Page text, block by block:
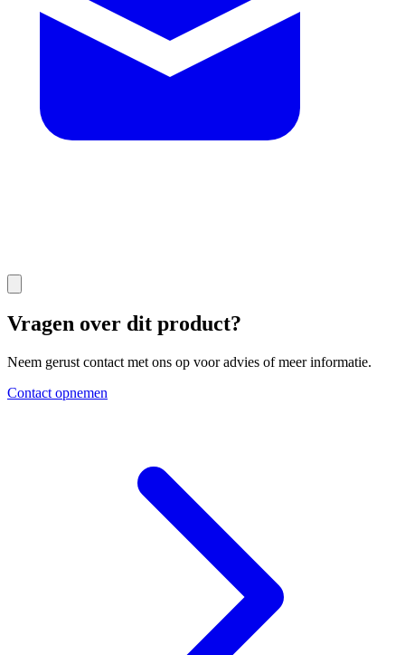
Vragen over dit product?
Neem gerust contact met ons op voor advies of meer informatie.
Contact opnemen